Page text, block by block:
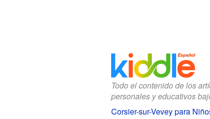
Todo el contenido de los
personales y educativos
Corsier-sur-Vevey para